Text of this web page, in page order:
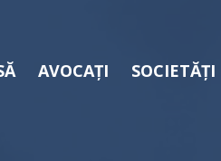
AVOCAȚI SOCIETĂȚI